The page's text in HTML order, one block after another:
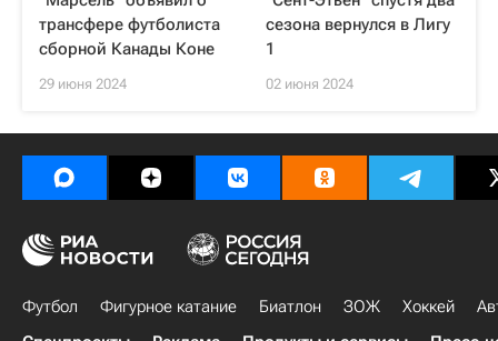
трансфере футболиста
сборной Канады Коне
29 июня 2024
сезона вернулся в Лигу
1
02 июня 2024
Футбол Фигурное катание Биатлон ЗОЖ Хоккей